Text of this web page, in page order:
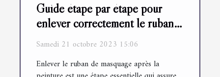
Guide étape par étape pour
enlever correctement le ruban
de masquage après la peinture
Samedi 21 octobre 2023 15:06
Enlever le ruban de masquage après la